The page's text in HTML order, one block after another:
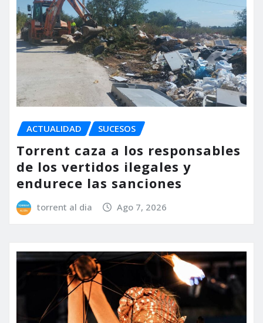
ACTUALIDAD SUCESOS
Torrent caza a los responsables
de los vertidos ilegales y
endurece las sanciones
torrent al dia Ago 7, 2026